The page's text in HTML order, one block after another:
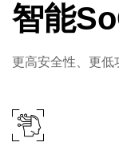
智能
更高安全性、更低